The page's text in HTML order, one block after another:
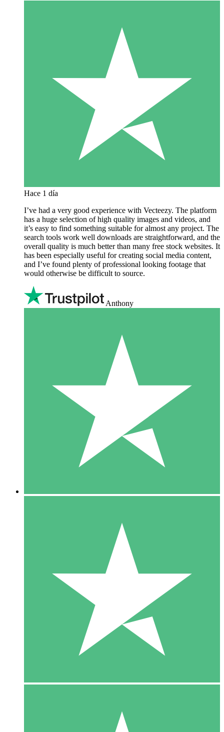
Hace 1 día
I’ve had a very good experience with Vecteezy. The platform
has a huge selection of high quality images and videos, and
it’s easy to find something suitable for almost any project. The
search tools work well downloads are straightforward, and the
overall quality is much better than many free stock websites. It
has been especially useful for creating social media content,
and I’ve found plenty of professional looking footage that
would otherwise be difficult to source.
Anthony